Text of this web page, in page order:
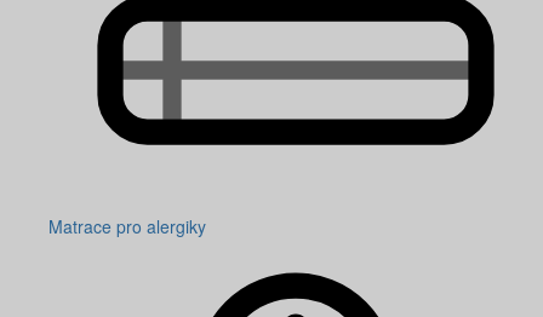
Matrace pro alergiky